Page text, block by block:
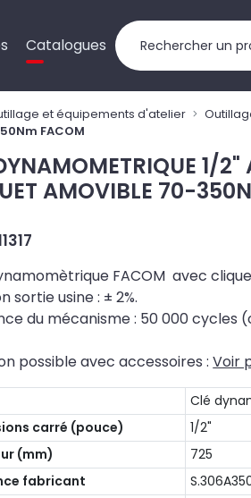
Catalogues
et équipements d'atelier
FACOM
1/2"
AMOVIBLE 70-
FACOM avec
sortie usine : ± 2%.
du mécanisme : 50 000 cycles
possible avec accessoires :Voir
Clé
carré (pouce)
1/2"
(mm)
725
fabricant